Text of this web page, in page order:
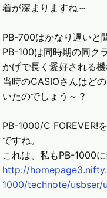
着が深まりますね～
PB-700はかなり遅いと
PB-100は同時期の同ク
かげで長く愛好される機
当時のCASIOさんはど
いたのでしょう～？
PB-1000/C FOREVER!
ですね。
これは、私もPB-1000
http://
1000/technote/usbser/